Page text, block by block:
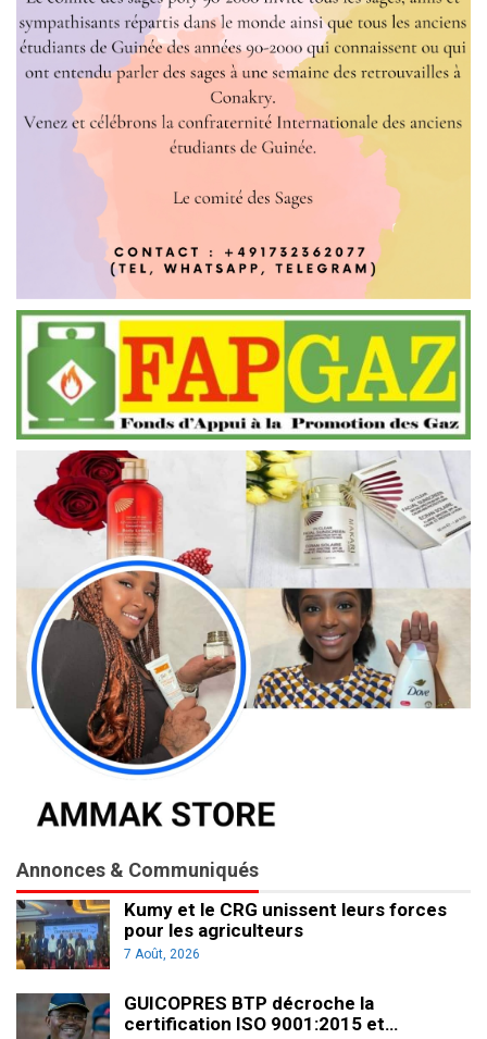
Annonces & Communiqués
Kumy et le CRG unissent leurs forces
pour les agriculteurs
7 Août, 2026
GUICOPRES BTP décroche la
certification ISO 9001:2015 et…